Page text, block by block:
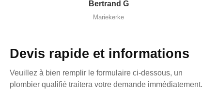
Bertrand G
Mariekerke
Devis rapide et informations
Veuillez à bien remplir le formulaire ci-dessous, un
plombier qualifié traitera votre demande immédiatement.